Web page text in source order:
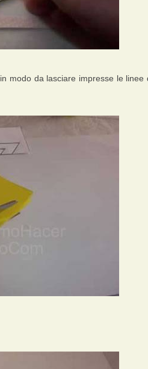
in modo da lasciare impresse le linee